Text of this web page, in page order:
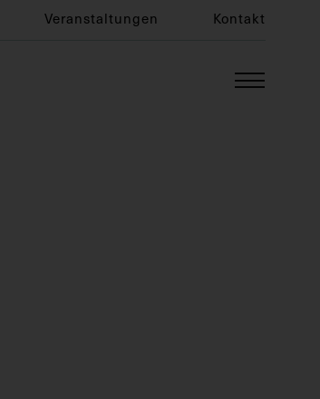
Veranstaltungen Kontakt